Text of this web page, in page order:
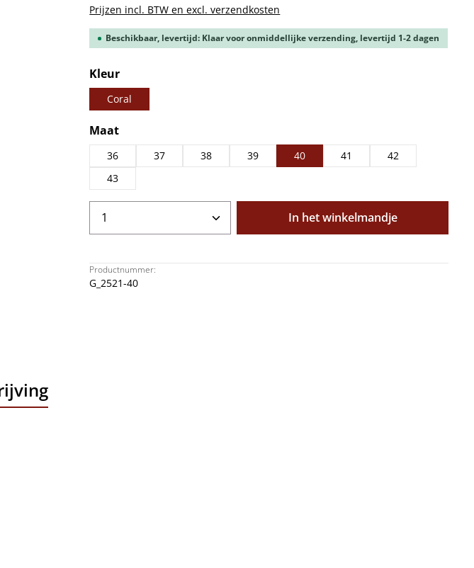
Prijzen incl. BTW en excl. verzendkosten
Beschikbaar, levertijd: Klaar voor onmiddellijke verzending, levertijd 1-2 dagen
Selecteer
Kleur
Coral
Selecteer
Maat
36 37 38 39 40 41
42
43
Producthoeveelheid: Voer de gewenste
In het winkelmandje
Productnummer:
G_2521-40